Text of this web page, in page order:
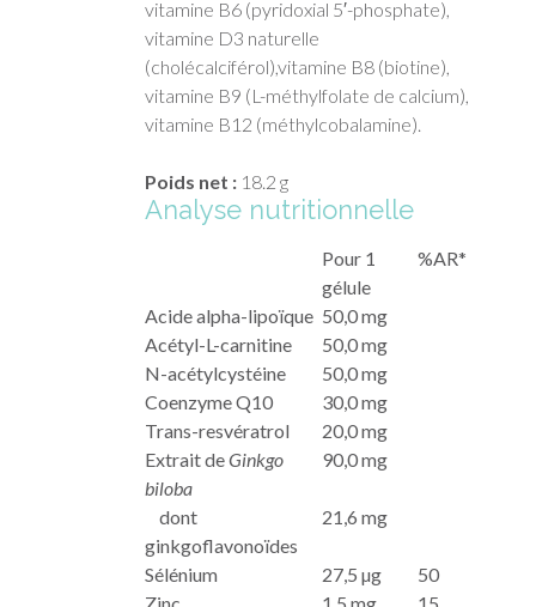
vitamine B6 (pyridoxial 5′-phosphate),
vitamine D3 naturelle
(cholécalciférol),vitamine B8 (biotine),
vitamine B9 (L-méthylfolate de calcium),
vitamine B12 (méthylcobalamine).
Poids net : 18.2 g
Analyse nutritionnelle
Pour 1
gélule
%AR*
Acide alpha-lipoïque 50,0 mg
Acétyl-L-carnitine
50,0 mg
N-acétylcystéine
50,0 mg
Coenzyme Q10
30,0 mg
Trans-resvératrol
20,0 mg
Extrait deGinkgo
biloba
90,0 mg
dont
ginkgoflavonoïdes
21,6 mg
Sélénium 27,5 µg
50
Zinc
1,5 mg 15